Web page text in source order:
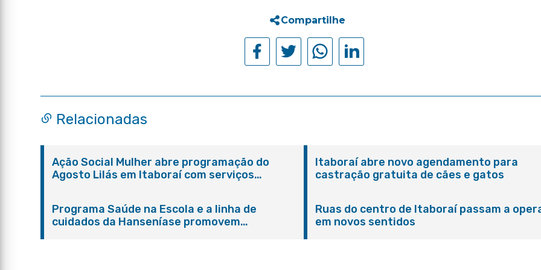
Compartilhe
Relacionadas
Ação Social Mulher abre programação do
Agosto Lilás em Itaboraí com serviços
Itaboraí abre novo agendamento para
castração gratuita de cães e gatos
Programa Saúde na Escola e a linha de
cuidados da Hanseníase promovem
Ruas do centro de Itaboraí passam a
em novos sentidos